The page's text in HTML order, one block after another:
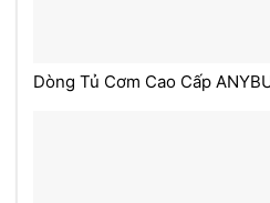
Dòng Tủ Cơm Cao Cấp